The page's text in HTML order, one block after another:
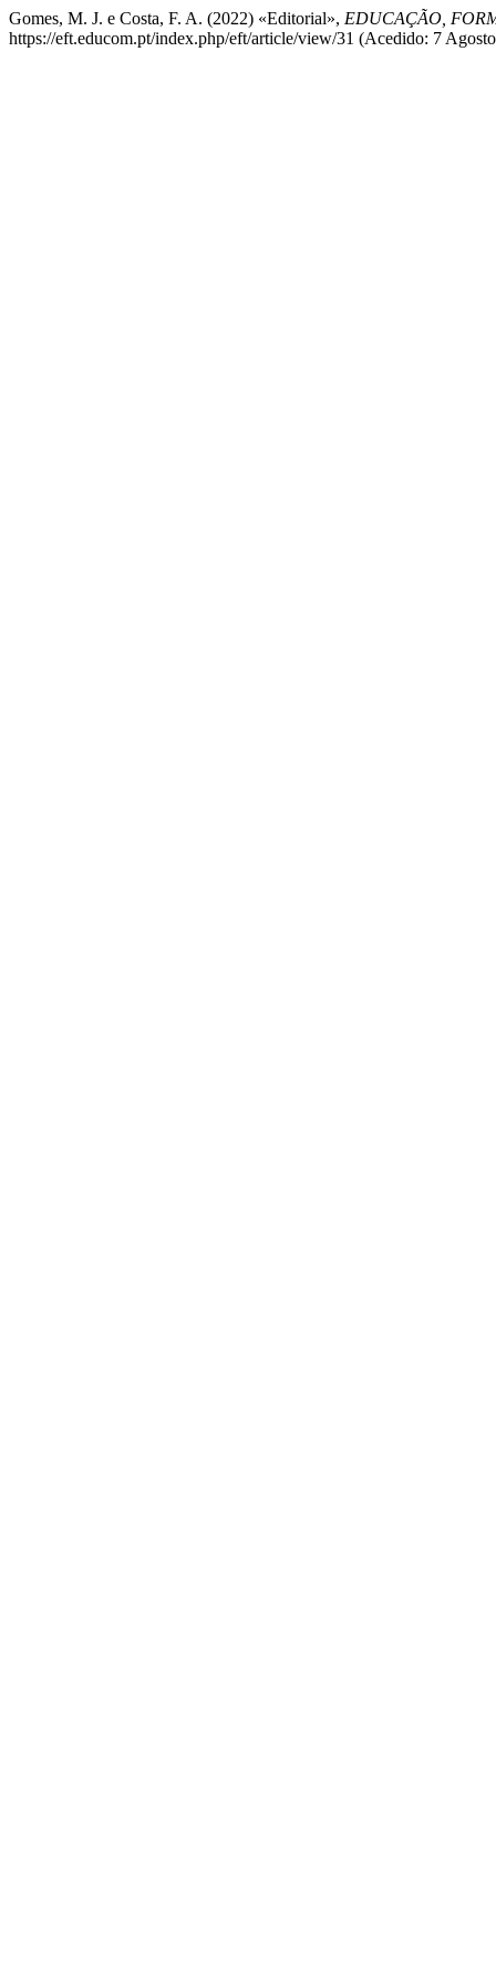
Gomes, M. J. e Costa, F. A. (2022) «Editorial», EDUCAÇÃO,
https://eft.educom.pt/index.php/eft/article/view/31 (Acedido: 7